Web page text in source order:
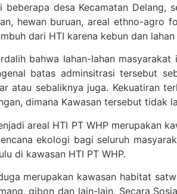
beberapa desa Kecamatan Delang,
hewan buruan, areal ethno-agro
dari HTI karena kebun dan
bahwa lahan-lahan
batas adminsitrasi tersebut
atau sebaliknya juga. Kekuatiran
dimana Kawasan tersebut tidak
areal HTI PT WHP merupakan
ekologi bagi seluruh
di kawasan HTI PT WHP.
merupakan kawasan habitat
gibon dan lain-lain. Secara